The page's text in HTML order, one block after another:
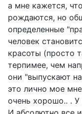
а мне кажется,
рождаются, но
определенные
человек
красоты (просто
терпимее, чем
они "выпускают
это лично мое
очень хорошо.. . У